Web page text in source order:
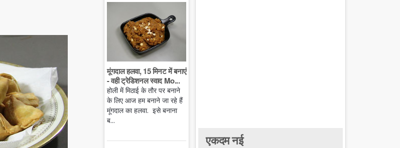
मूंगदाल हलवा, 15 मिनट में बनाएं
- वही ट्रेडिशनल स्वाद Mo...
होली में मिठाई के तौर पर बनाने
के लिए आज हम बनाने जा रहे हैं
मूंगदाल का हलवा. इसे बनाना
ब...
एकदम नई